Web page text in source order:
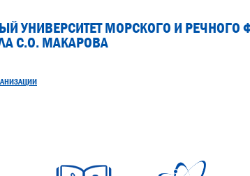
УНИВЕРСИТЕТ МОРСКОГО И РЕЧНОГО
С.О. МАКАРОВА